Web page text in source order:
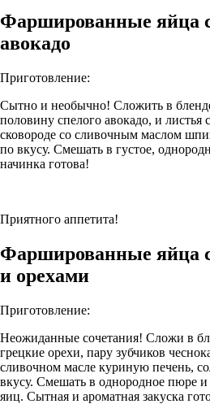
Фаршированные яйца
авокадо
Приготовление:
Сытно и необычно! Сложить в
половину спелого авокадо, и листья
сковороде со сливочным маслом
по вкусу. Смешать в густое,
начинка готова!
Приятного аппетита!
Фаршированные яйца
и орехами
Приготовление:
Неожиданные сочетания! Сложи в
грецкие орехи, пару зубчиков
сливочном масле куриную печень,
вкусу. Смешать в однородное пюре
яиц. Сытная и ароматная закуска